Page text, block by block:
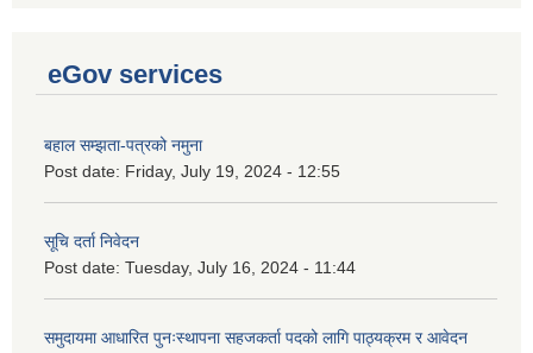
eGov services
बहाल सम्झता-पत्रको नमुना
Post date: Friday, July 19, 2024 - 12:55
सूचि दर्ता निवेदन
Post date: Tuesday, July 16, 2024 - 11:44
समुदायमा आधारित पुनःस्थापना सहजकर्ता पदको लागि पाठ्यक्रम र आवेदन